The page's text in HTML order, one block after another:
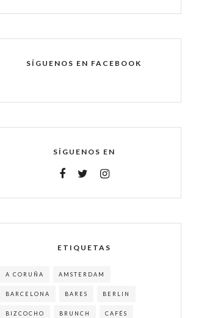
SÍGUENOS EN FACEBOOK
SÍGUENOS EN
ETIQUETAS
A CORUÑA AMSTERDAM
BARCELONA BARES BERLIN
BIZCOCHO BRUNCH CAFÉS